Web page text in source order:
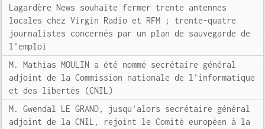
Lagardère News souhaite fermer trente antennes
locales chez Virgin Radio et RFM ; trente-quatre
journalistes concernés par un plan de sauvegarde de
l'emploi
M. Mathias MOULIN a été nommé secrétaire général
adjoint de la Commission nationale de l'informatique
et des libertés (CNIL)
M. Gwendal LE GRAND, jusqu'alors secrétaire général
adjoint de la CNIL, rejoint le Comité européen à la